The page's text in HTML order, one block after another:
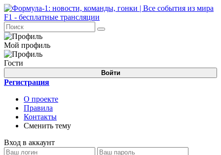
Мой профиль
Гости
Войти
Регистрация
О проекте
Правила
Контакты
Сменить тему
Вход в аккаунт